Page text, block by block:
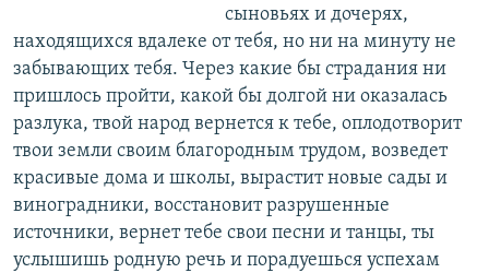
сыновьях и дочерях,
находящихся вдалеке от тебя, но ни на минуту не
забывающих тебя. Через какие бы страдания ни
пришлось пройти, какой бы долгой ни оказалась
разлука, твой народ вернется к тебе, оплодотворит
твои земли своим благородным трудом, возведет
красивые дома и школы, вырастит новые сады и
виноградники, восстановит разрушенные
источники, вернет тебе свои песни и танцы, ты
услышишь родную речь и порадуешься успехам